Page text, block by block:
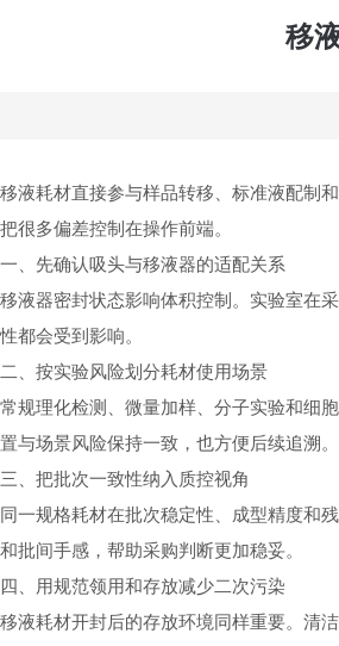
移
移液耗材直接参与样品转移、标准液配制
把很多偏差控制在操作前端。
一、先确认吸头与移液器的适配关系
移液器密封状态影响体积控制。实验室在
性都会受到影响。
二、按实验风险划分耗材使用场景
常规理化检测、微量加样、分子实验和细
置与场景风险保持一致，也方便后续追溯。
三、把批次一致性纳入质控视角
同一规格耗材在批次稳定性、成型精度和
和批间手感，帮助采购判断更加稳妥。
四、用规范领用和存放减少二次污染
移液耗材开封后的存放环境同样重要。清